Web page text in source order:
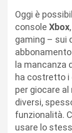
Oggi è
console Xbox,
gaming – sui
la mancanza
ha costretto i
per giocare
diversi,
funzionalità.
usare lo